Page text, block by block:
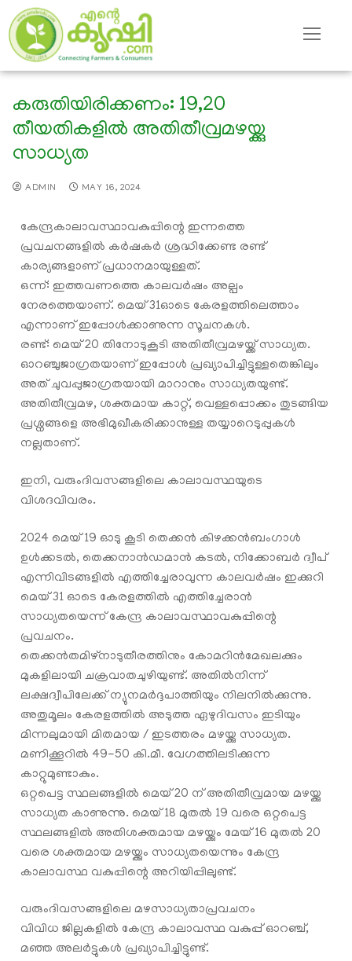
കരുതിയിരിക്കണം: 19,20
തീയതികളില്‍ അതിതീവ്രമഴയ്ക്കു
സാധ്യത
ADMIN MAY 16, 2024
കേന്ദ്രകാലാവസ്ഥാവകുപ്പിന്റെ ഇന്നത്തെ
പ്രവചനങ്ങളില്‍ കര്‍ഷകര്‍ ശ്രദ്ധിക്കേണ്ട രണ്ട്
കാര്യങ്ങളാണ് പ്രധാനമായുള്ളത്.
ഒന്ന്: ഇത്തവണത്തെ കാലവര്‍ഷം അല്പം
നേരത്തെയാണ്. മെയ് 31ഓടെ കേരളത്തിലെത്താം
എന്നാണ് ഇപ്പോള്‍ക്കാണുന്ന സൂചനകള്‍.
രണ്ട്: മെയ് 20 തിനോടുകൂടി അതിതീവ്രമഴയ്ക്ക് സാധ്യത.
ഓറഞ്ചുജാഗ്രതയാണ് ഇപ്പോള്‍ പ്രഖ്യാപിച്ചിട്ടുള്ളതെങ്കിലും
അത് ചുവപ്പുജാഗ്രതയായി മാറാനും സാധ്യതയുണ്ട്.
അതിതീവ്രമഴ, ശക്തമായ കാറ്റ്, വെള്ളപ്പൊക്കം തുടങ്ങിയ
പ്രശ്നങ്ങളെ അഭിമുഖീകരിക്കാനുള്ള തയ്യാറെടുപ്പുകള്‍
നല്ലതാണ്.
ഇനി, വരുംദിവസങ്ങളിലെ കാലാവസ്ഥയുടെ
വിശദവിവരം.
2024 മെയ് 19 ഓടു കൂടി തെക്കൻ കിഴക്കൻബംഗാൾ
ഉൾക്കടൽ, തെക്കനാൻഡമാൻ കടൽ, നിക്കോബർ ദ്വീപ്
എന്നിവിടങ്ങളിൽ എത്തിച്ചേരാവുന്ന കാലവര്‍ഷം ഇക്കുറി
മെയ് 31 ഓടെ കേരളത്തിൽ എത്തിച്ചേരാൻ
സാധ്യതയെന്ന് കേന്ദ്ര കാലാവസ്ഥാവകുപ്പിന്റെ
പ്രവചനം.
തെക്കൻതമിഴ്നാടുതീരത്തിനും കോമറിൻമേഖലക്കും
മുകളിലായി ചക്രവാതചുഴിയുണ്ട്. അതില്‍നിന്ന്
ലക്ഷദ്വീപിലേക്ക് ന്യുനമർദ്ദപാത്തിയും നിലനിൽക്കുന്നു.
അതുമൂലം കേരളത്തിൽ അടുത്ത ഏഴുദിവസം ഇടിയും
മിന്നലുമായി മിതമായ / ഇടത്തരം മഴയ്ക്കു സാധ്യത.
മണിക്കൂറില്‍ 49-50 കി.മീ. വേഗത്തിലടിക്കുന്ന
കാറ്റുമുണ്ടാകും.
ഒറ്റപെട്ട സ്ഥലങ്ങളിൽ മെയ് 20 ന് അതിതീവ്രമായ മഴയ്ക്കു
സാധ്യത കാണുന്നു. മെയ് 18 മുതൽ 19 വരെ ഒറ്റപെട്ട
സ്ഥലങ്ങളിൽ അതിശക്തമായ മഴയ്ക്കും മേയ് 16 മുതൽ 20
വരെ ശക്തമായ മഴയ്ക്കും സാധ്യതയെന്നും കേന്ദ്ര
കാലാവസ്ഥ വകുപ്പിന്റെ അറിയിപ്പിലുണ്ട്.
വരുംദിവസങ്ങളിലെ മഴസാധ്യതാപ്രവചനം
വിവിധ ജില്ലകളിൽ കേന്ദ്ര കാലാവസ്ഥ വകുപ്പ് ഓറഞ്ച്,
മഞ്ഞ അലർട്ടുകൾ പ്രഖ്യാപിച്ചിട്ടുണ്ട്.